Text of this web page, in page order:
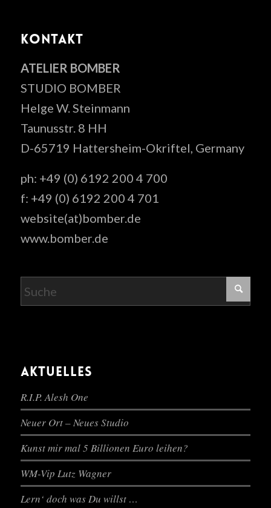
KONTAKT
ATELIER BOMBER
STUDIO BOMBER
Helge W. Steinmann
Taunusstr. 8 HH
D-65719 Hattersheim-Okriftel, Germany
ph: +49 (0) 6192 200 4 700
f: +49 (0) 6192 200 4 701
website(at)bomber.de
www.bomber.de
AKTUELLES
R.I.P. Alesh One
Neuer Ort – Neues Studio
Kunst mir mal 5 Billionen Euro leihen?
WM-Vip Lutz Wagner
Lern‘ doch was Du willst …